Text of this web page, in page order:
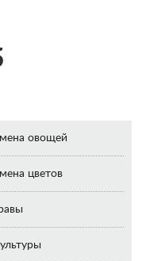
овощей
цветов